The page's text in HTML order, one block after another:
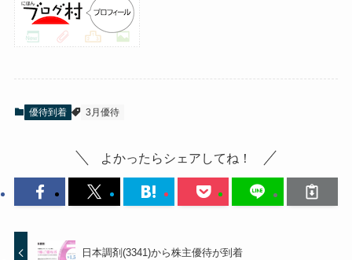
優待到着 3月優待
よかったらシェアしてね！
日本調剤(3341)から株主優待が到着